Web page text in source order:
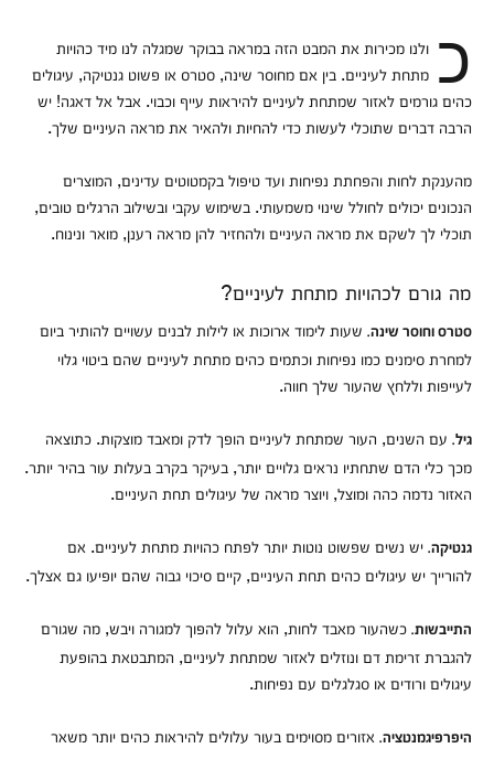
כולנו מכירות את המבט הזה במראה בבוקר שמגלה לנו מיד כהויות מתחת לעיניים. בין אם מחוסר שינה, סטרס או פשוט גנטיקה, עיגולים
כהים גורמים לאזור שמתחת לעיניים להיראות עייף וכבוי. אבל אל דאגה! יש
הרבה דברים שתוכלי לעשות כדי להחיות ולהאיר את מראה העיניים שלך.
מהענקת לחות והפחתת נפיחות ועד טיפול בקמטוטים עדינים, המוצרים
הנכונים יכולים לחולל שינוי משמעותי. בשימוש עקבי ובשילוב הרגלים טובים,
תוכלי לך לשקם את מראה העיניים ולהחזיר להן מראה רענן, מואר ונינוח.
מה גורם לכהויות מתחת לעיניים?
סטרס וחוסר שינה. שעות לימוד ארוכות או לילות לבנים עשויים להותיר ביום
למחרת סימנים כמו נפיחות וכתמים כהים מתחת לעיניים שהם ביטוי גלוי
לעייפות וללחץ שהעור שלך חווה.
גיל. עם השנים, העור שמתחת לעיניים הופך לדק ומאבד מוצקות. כתוצאה
מכך כלי הדם שתחתיו נראים גלויים יותר, בעיקר בקרב בעלות עור בהיר יותר.
האזור נדמה כהה ומוצל, ויוצר מראה של עיגולים תחת העיניים.
גנטיקה. יש נשים שפשוט נוטות יותר לפתח כהויות מתחת לעיניים. אם
להורייך יש עיגולים כהים תחת העיניים, קיים סיכוי גבוה שהם יופיעו גם אצלך.
התייבשות. כשהעור מאבד לחות, הוא עלול להפוך למגורה ויבש, מה שגורם
להגברת זרימת דם ונוזלים לאזור שמתחת לעיניים, המתבטאת בהופעת
עיגולים ורודים או סגלגלים עם נפיחות.
היפרפיגמנטציה. אזורים מסוימים בעור עלולים להיראות כהים יותר משאר